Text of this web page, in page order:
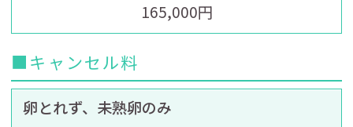
165,000円
■キャンセル料
卵とれず、未熟卵のみ